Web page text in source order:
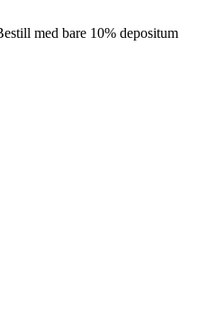
med bare 10% depositum